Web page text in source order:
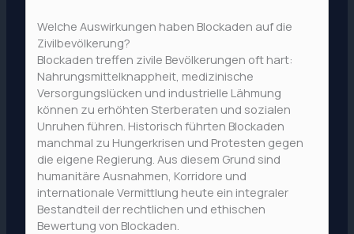
Welche Auswirkungen haben Blockaden auf die
Zivilbevölkerung?
Blockaden treffen zivile Bevölkerungen oft hart:
Nahrungsmittelknappheit, medizinische
Versorgungslücken und industrielle Lähmung
können zu erhöhten Sterberaten und sozialen
Unruhen führen. Historisch führten Blockaden
manchmal zu Hungerkrisen und Protesten gegen
die eigene Regierung. Aus diesem Grund sind
humanitäre Ausnahmen, Korridore und
internationale Vermittlung heute ein integraler
Bestandteil der rechtlichen und ethischen
Bewertung von Blockaden.